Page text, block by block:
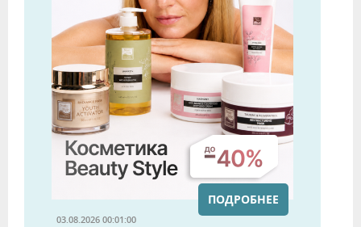
03.08.2026 00:01:00
ПОДРОБНЕЕ